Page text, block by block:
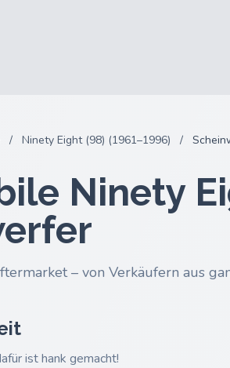
/ Ninety Eight (98) (1961–1996) /
Ninety
– von Verkäufern aus
ist hank gemacht!